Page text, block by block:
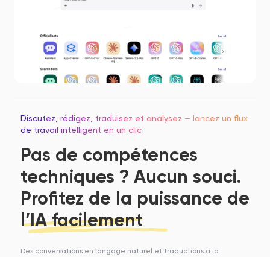
Discutez, rédigez, traduisez et analysez — lancez un flux
de travail intelligent en un clic
Pas de compétences
techniques ? Aucun souci.
Profitez de la puissance de
l’IA facilement
Des conversations en langage naturel et traductions à la